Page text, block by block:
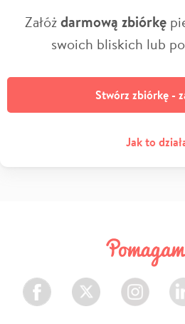
Załóżdarmową zbiórkę
swoich bliskich lub
Stwórz zbiórkę -
Jak to
Facebook Twitter Instagram